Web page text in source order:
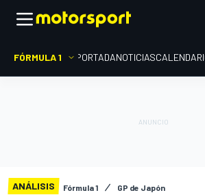
FÓRMULA 1 PORTADANOTICIAS
ANÁLISIS Fórmula 1 GP de Japón